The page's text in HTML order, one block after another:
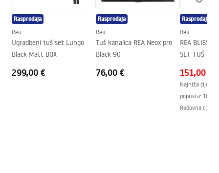
Univerzalan
Jamstvo
24 mjeseca
Premaz Easy Clean
Da, na jednoj strani stakla.
Rasprodaja
Rea
Ugradbeni tuš set Lungo
Black Matt BOX
299,00 €
Rasprodaja
Rea
Tuš kanalica REA Neox pro
Black 90
76,00 €
Rasprodaja
Rea
REA BLISS
SET TUŠ
151,00 €
Najniža cijena
popusta:
Redovna cijena